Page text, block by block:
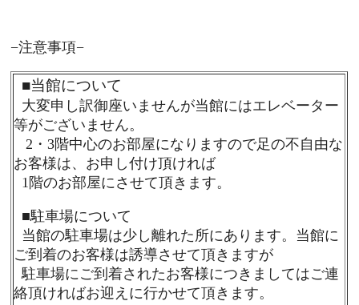
−注意事項−
■当館について
大変申し訳御座いませんが当館にはエレベーター
等がございません。
2・3階中心のお部屋になりますので足の不自由な
お客様は、お申し付け頂ければ
1階のお部屋にさせて頂きます。
■駐車場について
当館の駐車場は少し離れた所にあります。当館に
ご到着のお客様は誘導させて頂きますが
駐車場にご到着されたお客様につきましてはご連
絡頂ければお迎えに行かせて頂きます。